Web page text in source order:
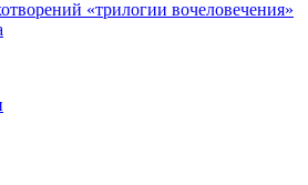
«трилогии вочеловечения»